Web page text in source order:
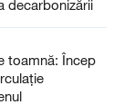
decarbonizării
toamnă: Încep